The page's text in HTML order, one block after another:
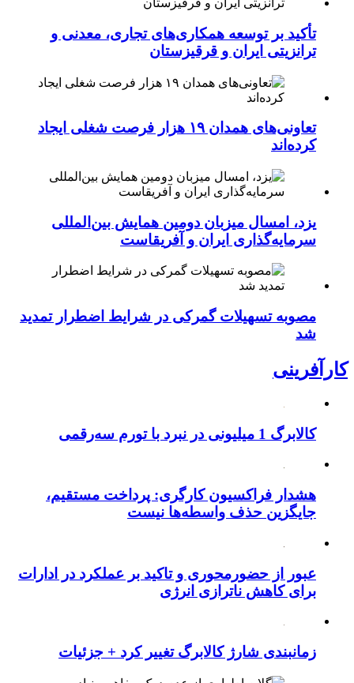
تأکید بر توسعه همکاری‌های تجاری، معدنی و
ترانزیتی ایران و قرقیزستان
تعاونی‌های همدان ۱۹ هزار فرصت شغلی ایجاد
کرده‌اند
یزد، امسال میزبان دومین همایش بین‌المللی
سرمایه‌گذاری ایران و آفریقاست
مصوبه تسهیلات گمرکی در شرایط اضطرار تمدید
شد
کارآفرینی
کالابرگ 1 میلیونی در نبرد با تورم سه‌رقمی
هشدار فراکسیون کارگری: پرداخت مستقیم،
جایگزین حذف واسطه‌ها نیست
عبور از حضورمحوری و تاکید بر عملکرد در ادارات
برای کاهش ناترازی انرژی
زمانبندی شارژ کالابرگ تغییر کرد + جزئیات